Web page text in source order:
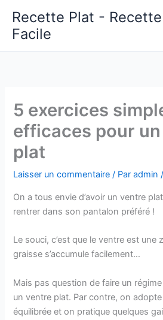
contenu
Recette Plat -
Facile
5 exercices
efficaces pour
plat
Laisser un commentaire / Paradmin/
On a tous envie d’avoir un ventre
rentrer dans son pantalon préféré !
Le souci, c’est que le ventre est une
graisse s’accumule facilement…
Mais pas question de faire un
un ventre plat. Par contre, on
équilibrée et on pratique quelques